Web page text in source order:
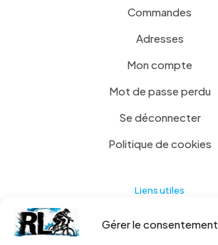
Gérer le consentement
Commandes
Adresses
Mon compte
Mot de passe perdu
Se déconnecter
Politique de cookies
Liens utiles
Actualités